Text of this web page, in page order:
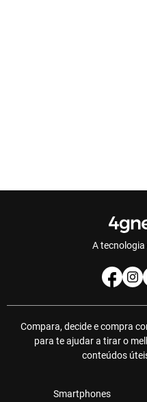
A
Compara, decide e compra
para te ajudar a tirar o
conteúdos
Smartphones